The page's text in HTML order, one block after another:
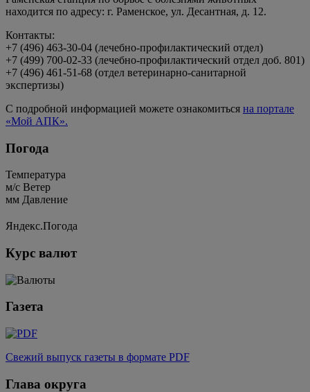
находится по адресу: г. Раменское, ул. Десантная, д. 12.
Контакты:
+7 (496) 463-30-04 (лечебно-профилактический отдел)
+7 (499) 700-02-33 (лечебно-профилактический отдел доб. 801)
+7 (496) 461-51-68 (отдел ветеринарно-санитарной
экспертизы)
С подробной информацией можете ознакомиться на портале
«Мой АПК».
Погода
Температура
м/c Ветер
мм Давление
Яндекс.Погода
Курс валют
Газета
Свежий выпуск газеты в формате PDF
Глава округа